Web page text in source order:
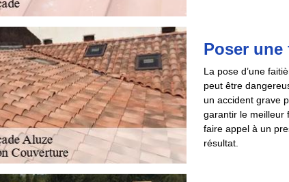
Poser une
La pose d’une
peut être
un accident grave
garantir le meilleur
faire appel à un
résultat.